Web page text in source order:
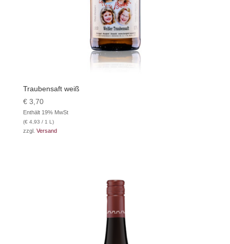
Traubensaft weiß
€3,70
Enthält 19% MwSt
(€4,93 / 1 L)
zzgl. Versand